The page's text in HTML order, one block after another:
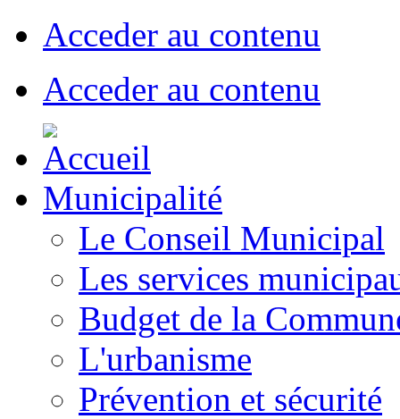
Acceder au contenu
Acceder au contenu
Municipalité
Le Conseil Municipal
Les services
Budget de la
L'urbanisme
Prévention et sécurité